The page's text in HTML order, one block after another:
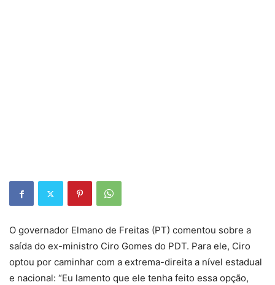
O governador Elmano de Freitas (PT) comentou sobre a
saída do ex-ministro Ciro Gomes do PDT. Para ele, Ciro
optou por caminhar com a extrema-direita a nível estadual
e nacional: “Eu lamento que ele tenha feito essa opção,